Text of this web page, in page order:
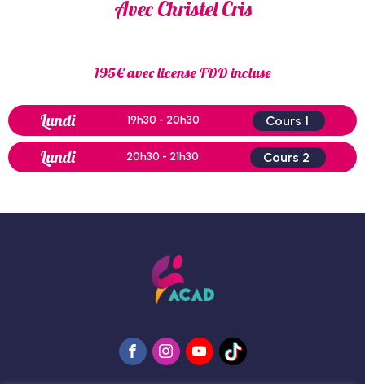
Avec Christel Cris
195€ avec license FDD incluse
Lundi 19h30 - 20h30 Cours 1
Lundi 20h30 - 21h30 Cours 2